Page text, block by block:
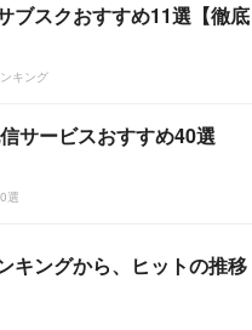
ブスクおすすめ11選【徹底
キング
サービスおすすめ40選
選
キングから、ヒットの推移